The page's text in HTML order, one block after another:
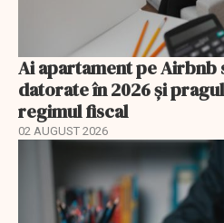
Ai apartament pe Airbnb
datorate în 2026 și
regimul fiscal
02 AUGUST 2026